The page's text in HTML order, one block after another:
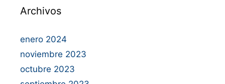
Archivos
enero 2024
noviembre 2023
octubre 2023